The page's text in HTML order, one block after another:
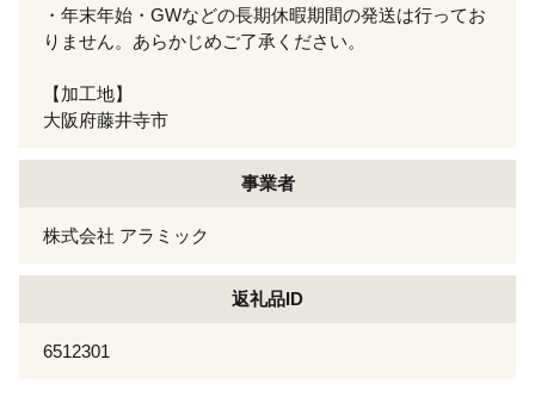
・年末年始・GWなどの長期休暇期間の発送は行ってお
りません。あらかじめご了承ください。
【加工地】
大阪府藤井寺市
事業者
株式会社 アラミック
返礼品ID
6512301